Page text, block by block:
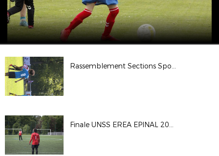
Rassemblement Sections Sportives - Eloyes 2026
Finale UNSS EREA EPINAL 2026